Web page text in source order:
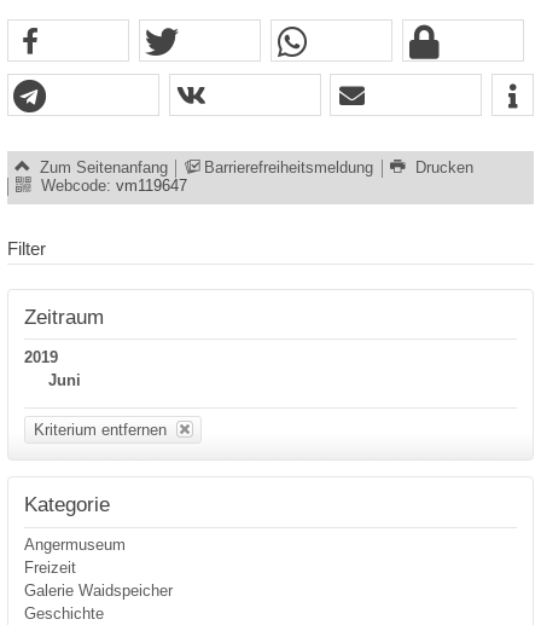
Zum Seitenanfang Barrierefreiheitsmeldung
Drucken
Webcode: vm119647
Filter
Zeitraum
2019
Juni
Kriterium entfernen
Kategorie
Angermuseum
Freizeit
Galerie Waidspeicher
Geschichte